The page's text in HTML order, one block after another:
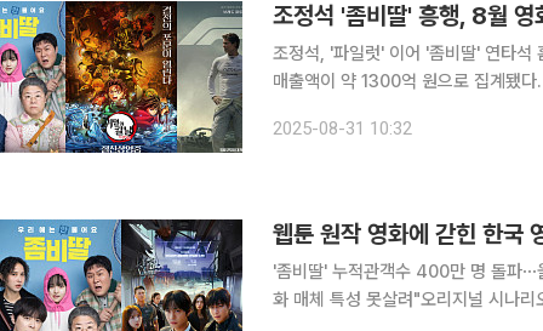
조정석 '좀비딸' 흥행, 8월
조정석, '파일럿' 이어 '좀비딸' 연타석 홈런
매출액이 약 1300억 원으로 집계됐
을 거둔 덕분이다. 31일 본지가 영화
2025-08-31 10:32
웹툰 원작 영화에 갇힌 한국
'좀비딸' 누적관객수 400만 명 돌파⋯
화 매체 특성 못살려"오리지널 시나리오 발굴